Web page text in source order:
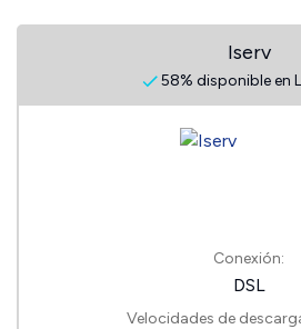
Iserv
58% disponible en
Conexión:
DSL
Velocidades de